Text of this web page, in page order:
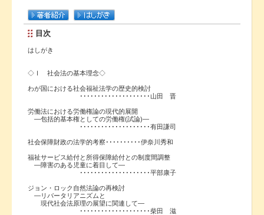
目次
はしがき
◇Ⅰ 社会法の基本理念◇
わが国における社会福祉法学の歴史的検討
････････････････････山田 晋
労働法における労働権論の現代的展開
―包括的基本権としての労働権(試論)―
････････････････････有田謙司
社会保障財政の法学的考察･･････････伊奈川秀和
福祉サービス給付と所得保障給付との制度間調整
―障害のある児童に着目して―
････････････････････平部康子
ジョン・ロック自然法論の再検討
―リバータリアニズムと
現代社会法原理の展望に関連して―
････････････････････柴田 滋